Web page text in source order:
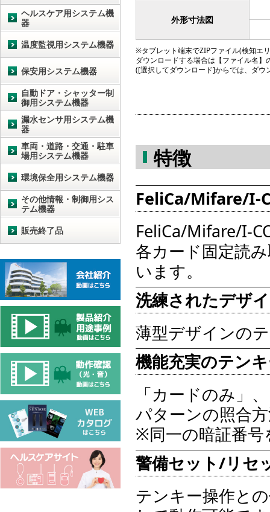
外形寸法図
※タブレット端末でZIPファイル(検知エ
ダウンロードする場合は【ファイル名
([選択してダウンロード]からでは、ダ
特徴
FeliCa/Mifare/I-
FeliCa/Mifare/I-
各カード固定読
います。
洗練されたデザ
薄型デザインの
機能充実のテン
「カードのみ」
パターンの照合
※同一の暗証番号
警備セット/リセ
テンキー操作と
ヘルスケア用システム機
器
温度監視用システム機器
保安用システム機器
自動ドア・シャッター制
御用システム機器
漏水センサ用システム機
器
車両・道路・交通・駐車
場用システム機器
環境保全用システム機器
その他情報・制御用シス
テム機器
販売終了品